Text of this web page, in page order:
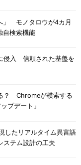
」 モノタロウが4カ月
自検索機能
侵入 信頼された基盤を
？ Chromeが模索する
プデート」
したリアルタイム異言語
テム設計の工夫